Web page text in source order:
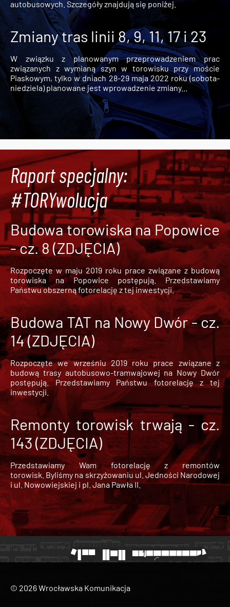
autobusowych. Szczegóły znajdują się poniżej.
Zmiany tras linii 8, 9, 11, 17 i 23
W związku z planowanym przeprowadzeniem prac
związanych z wymianą szyn w torowisku przy moście
Piaskowym, tylko w dniach 28-29 maja 2022 roku (sobota-
niedziela) planowane jest wprowadzenie zmiany...
Raport specjalny:
#TORYwolucja
Budowa torowiska na Popowice
- cz. 8 (ZDJĘCIA)
Rozpoczęte w maju 2019 roku prace związane z budową
torowiska na Popowice
postępują. Przedstawiamy
Państwu obszerną fotorelację z tej inwestycji.
Budowa TAT na Nowy Dwór - cz.
14 (ZDJĘCIA)
Rozpoczęte we wrześniu 2019 roku prace związane z
budową trasy autobusowo-tramwajowej na Nowy Dwór
postępują. Przedstawiamy Państwu fotorelację z tej
inwestycji.
Remonty torowisk trwają - cz.
143 (ZDJĘCIA)
Przedstawiamy Wam fotorelację z remontów
torowisk. Byliśmy na skrzyżowaniu ul. Jedności Narodowej
i ul. Nowowiejskiej i pl. Jana Pawła II.
© 2026 Wrocławska Komunikacja